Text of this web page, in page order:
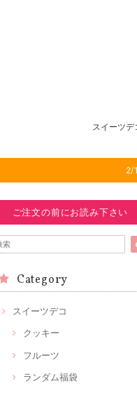
スイーツデ
2/
ご注文の前にお読み下さい
Category
スイーツデコ
クッキー
フルーツ
ランダム福袋